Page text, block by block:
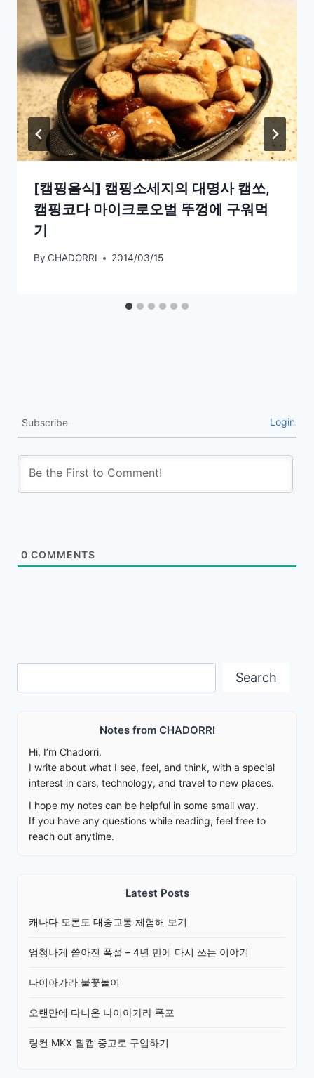
[캠핑음식] 캠핑소세지의 대명사 캠쏘,
캠핑코다 마이크로오벌 뚜껑에 구워먹
기
By CHADORRI 2014/03/15
Subscribe Login
0 COMMENTS
Search
Notes from CHADORRI
Hi, I’m Chadorri.
I write about what I see, feel, and think, with a special
interest in cars, technology, and travel to new places.
I hope my notes can be helpful in some small way.
If you have any questions while reading, feel free to
reach out anytime.
Latest Posts
캐나다 토론토 대중교통 체험해 보기
엄청나게 쏟아진 폭설 – 4년 만에 다시 쓰는 이야기
나이아가라 불꽃놀이
오랜만에 다녀온 나이아가라 폭포
링컨 MKX 휠캡 중고로 구입하기